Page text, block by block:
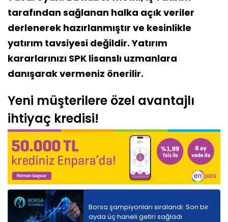
tarafından sağlanan halka açık veriler
derlenerek hazırlanmıştır ve kesinlikle
yatırım tavsiyesi değildir. Yatırım
kararlarınızı SPK lisanslı uzmanlara
danışarak vermeniz önerilir.
Yeni müşterilere özel avantajlı
ihtiyaç kredisi!
Borsa şampiyonları sıralandı: Son bir
ayda üç haneli getiri sağladı